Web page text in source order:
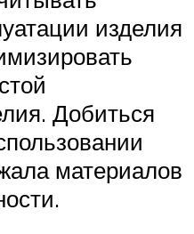
изделия
Добиться
материалов